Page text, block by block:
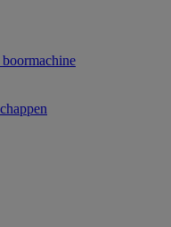
boormachine